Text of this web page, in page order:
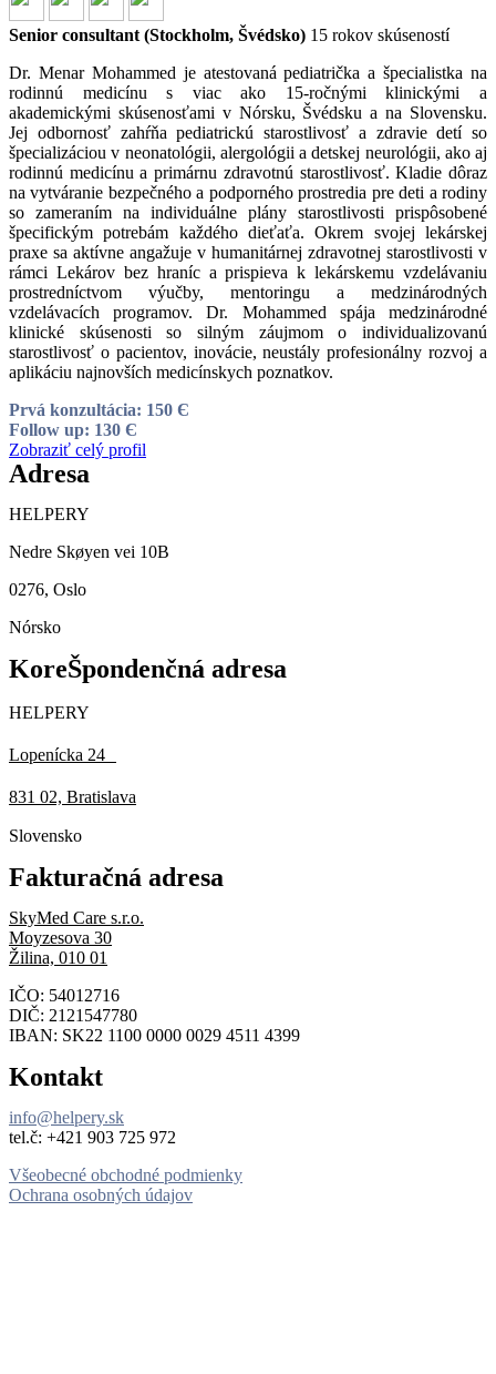
Senior consultant (Stockholm, Švédsko) 15 rokov skúseností
Dr. Menar Mohammed je atestovaná pediatrička a špecialistka na
rodinnú medicínu s viac ako 15-ročnými klinickými a
akademickými skúsenosťami v Nórsku, Švédsku a na Slovensku.
Jej odbornosť zahŕňa pediatrickú starostlivosť a zdravie detí so
špecializáciou v neonatológii, alergológii a detskej neurológii, ako aj
rodinnú medicínu a primárnu zdravotnú starostlivosť. Kladie dôraz
na vytváranie bezpečného a podporného prostredia pre deti a rodiny
so zameraním na individuálne plány starostlivosti prispôsobené
špecifickým potrebám každého dieťaťa. Okrem svojej lekárskej
praxe sa aktívne angažuje v humanitárnej zdravotnej starostlivosti v
rámci Lekárov bez hraníc a prispieva k lekárskemu vzdelávaniu
prostredníctvom výučby, mentoringu a medzinárodných
vzdelávacích programov. Dr. Mohammed spája medzinárodné
klinické skúsenosti so silným záujmom o individualizovanú
starostlivosť o pacientov, inovácie, neustály profesionálny rozvoj a
aplikáciu najnovších medicínskych poznatkov.
Prvá konzultácia: 150 Є
Follow up: 130 Є
Zobraziť celý profil
Adresa
HELPERY
Nedre Skøyen vei 10B
0276, Oslo
Nórsko
KoreŠpondenčná adresa
HELPERY
Lopenícka 24
831 02, Bratislava
Slovensko
Fakturačná adresa
SkyMed Care s.r.o.
Moyzesova 30
Žilina, 010 01
IČO: 54012716
DIČ: 2121547780
IBAN: SK22 1100 0000 0029 4511 4399
Kontakt
info@helpery.sk
tel.č: ‪+421 903 725 972
Všeobecné obchodné podmienky
Ochrana osobných údajov